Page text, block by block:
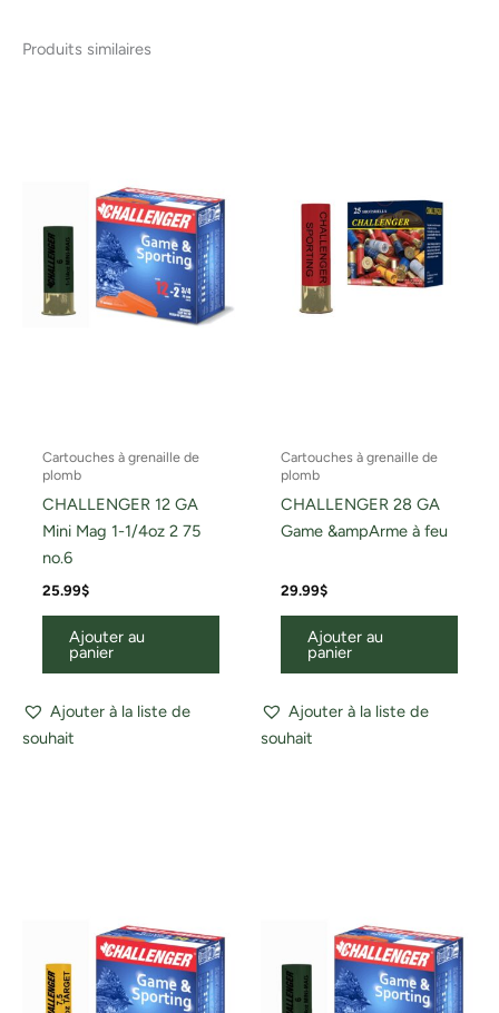
Produits similaires
Cartouches à grenaille de
plomb
CHALLENGER 12 GA
Mini Mag 1-1/4oz 2 75
no.6
25.99$
Ajouter au
panier
Ajouter à la liste de
souhait
Cartouches à grenaille de
plomb
CHALLENGER 28 GA
Game &ampArme à feu
29.99$
Ajouter au
panier
Ajouter à la liste de
souhait